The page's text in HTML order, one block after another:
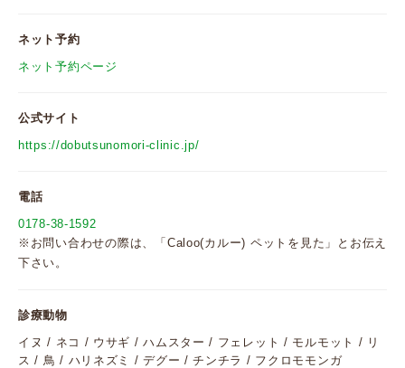
ネット予約
ネット予約ページ
公式サイト
https://dobutsunomori-clinic.jp/
電話
0178-38-1592
※お問い合わせの際は、「Caloo(カルー) ペットを見た」とお伝え
下さい。
診療動物
イヌ / ネコ / ウサギ / ハムスター / フェレット / モルモット / リ
ス / 鳥 / ハリネズミ / デグー / チンチラ / フクロモモンガ